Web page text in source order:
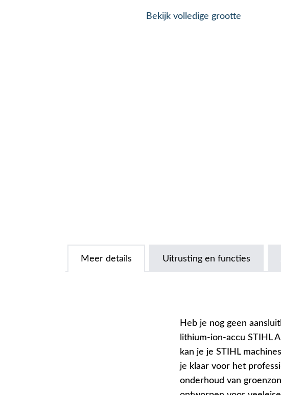
Bekijk volledige grootte
Meer details Uitrusting en functies
Heb je nog geen
lithium-ion-accu STIHL
kan je je STIHL
je klaar voor het
onderhoud van